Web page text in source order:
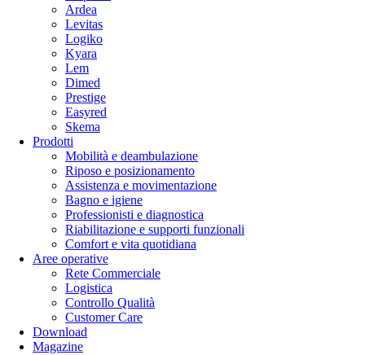
Ardea
Levitas
Logiko
Kyara
Lem
Dimed
Prestige
Easyred
Skema
Prodotti
Mobilità e deambulazione
Riposo e posizionamento
Assistenza e movimentazione
Bagno e igiene
Professionisti e diagnostica
Riabilitazione e supporti funzionali
Comfort e vita quotidiana
Aree operative
Rete Commerciale
Logistica
Controllo Qualità
Customer Care
Download
Magazine